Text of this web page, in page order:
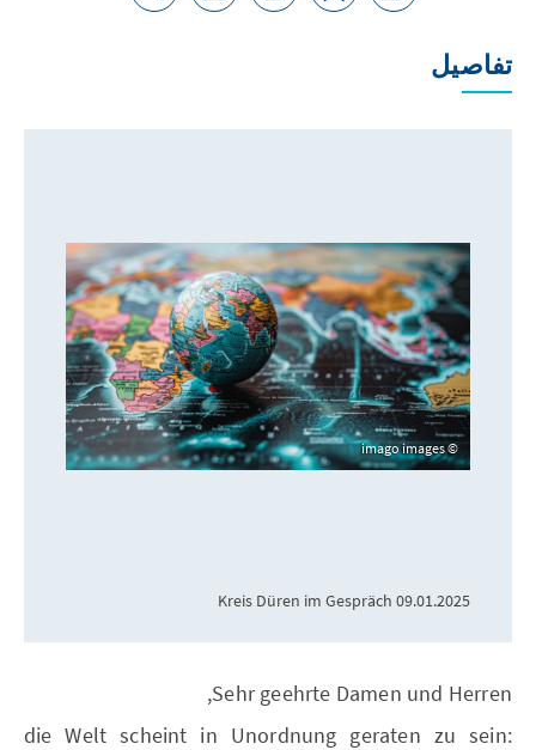
تفاصيل
imago images
09.01.2025 Kreis Düren im Gespräch
Sehr geehrte Damen und Herren,
die Welt scheint in Unordnung geraten zu sein: